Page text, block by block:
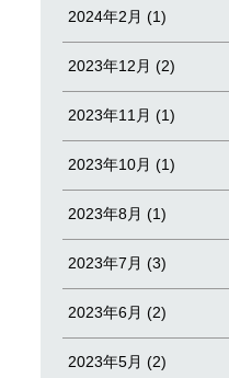
2024年2月 (1)
2023年12月 (2)
2023年11月 (1)
2023年10月 (1)
2023年8月 (1)
2023年7月 (3)
2023年6月 (2)
2023年5月 (2)